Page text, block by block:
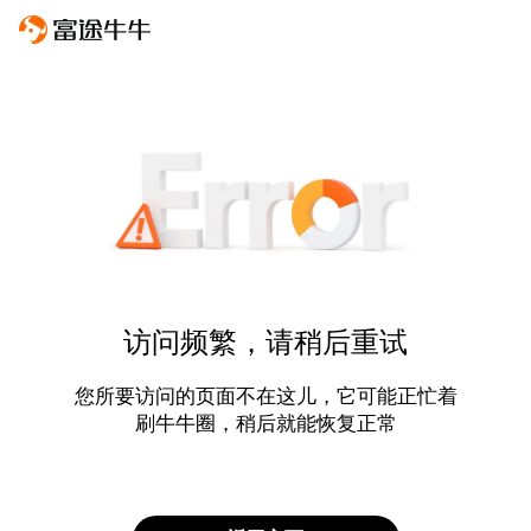
访问频繁，请稍后重试
您所要访问的页面不在这儿，它可能正忙着
刷牛牛圈，稍后就能恢复正常